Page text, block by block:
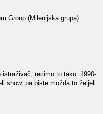
Group (Milenijska grupa).
istraživač, recimo to tako. 1990-
show, pa biste možda to željeli